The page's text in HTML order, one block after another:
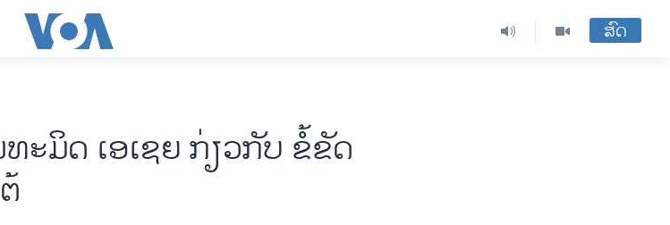
ສົດ
ະມິດ ເອເຊຍ ກ່ຽວກັບ ຂໍ້ຂັດ